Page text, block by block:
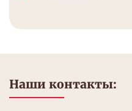
Наши контакты: